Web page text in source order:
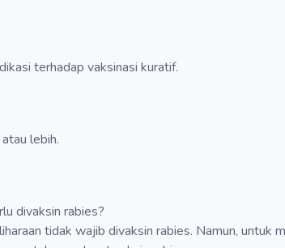
terhadap vaksinasi kuratif.
lebih.
divaksin rabies?
tidak wajib divaksin rabies. Namun, untuk